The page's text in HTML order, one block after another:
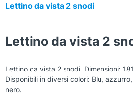
Lettino da vista 2 snodi
Lettino da vista 2
Lettino da vista 2 snodi. Dimensioni:
Disponibili in diversi colori: Blu,
nero.